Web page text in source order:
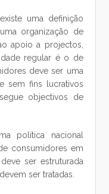
uma definição
organização de
apoio a projectos,
regular é o de
deve ser uma
sem fins lucrativos
objectivos de
política nacional
consumidores em
ser estruturada
ser tratadas.